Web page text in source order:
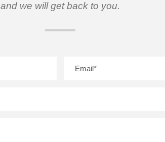
and we will get back to you.